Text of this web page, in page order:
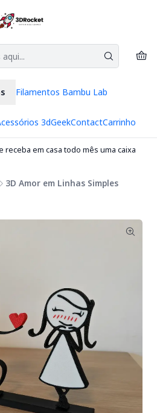
Filamentos Bambu Lab
3dGeekContactCarrinho
receba em casa todo mês uma caixa
3D Amor em Linhas Simples